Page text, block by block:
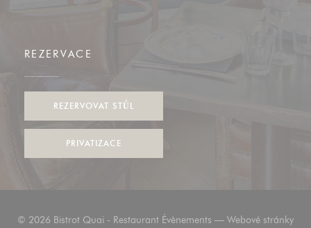
REZERVACE
REZERVOVAT STŮL
PRIVATIZACE
© 2026 Bistrot Quai - Restaurant Évènements — Webové stránky